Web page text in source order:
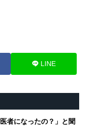
LINE
者になったの？」と聞